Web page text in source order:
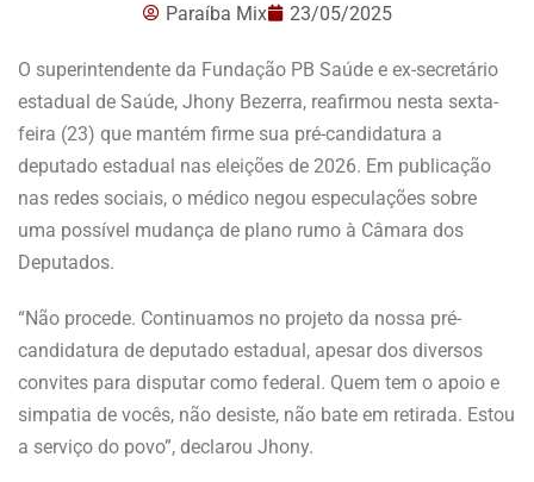
Paraíba Mix 23/05/2025
O superintendente da Fundação PB Saúde e ex-secretário
estadual de Saúde, Jhony Bezerra, reafirmou nesta sexta-
feira (23) que mantém firme sua pré-candidatura a
deputado estadual nas eleições de 2026. Em publicação
nas redes sociais, o médico negou especulações sobre
uma possível mudança de plano rumo à Câmara dos
Deputados.
“Não procede. Continuamos no projeto da nossa pré-
candidatura de deputado estadual, apesar dos diversos
convites para disputar como federal. Quem tem o apoio e
simpatia de vocês, não desiste, não bate em retirada. Estou
a serviço do povo”, declarou Jhony.